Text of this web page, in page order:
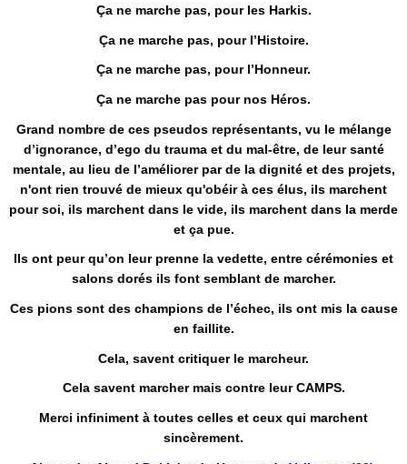
Ça ne marche pas, pour les Harkis.
Ça ne marche pas, pour l’Histoire.
Ça ne marche pas, pour l’Honneur.
Ça ne marche pas pour nos Héros.
Grand nombre de ces pseudos représentants, vu le mélange
d’ignorance, d’ego du trauma et du mal-être, de leur santé
mentale, au lieu de l’améliorer par de la dignité et des projets,
n'ont rien trouvé de mieux qu'obéir à ces élus, ils marchent
pour soi, ils marchent dans le vide, ils marchent dans la merde
et ça pue.
Ils ont peur qu’on leur prenne la vedette, entre cérémonies et
salons dorés ils font semblant de marcher.
Ces pions sont des champions de l’échec, ils ont mis la cause
en faillite.
Cela, savent critiquer le marcheur.
Cela savent marcher mais contre leur CAMPS.
Merci infiniment à toutes celles et ceux qui marchent
sincèrement.